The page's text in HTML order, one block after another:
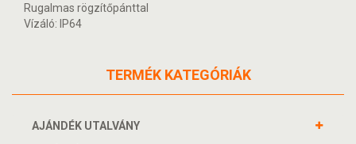
Rugalmas rögzítőpánttal
Vízáló: IP64
TERMÉK KATEGÓRIÁK
AJÁNDÉK UTALVÁNY